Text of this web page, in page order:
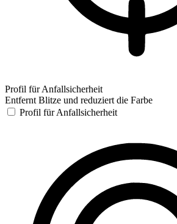
Profil für Anfallsicherheit
Entfernt Blitze und reduziert die Farbe
Profil für Anfallsicherheit